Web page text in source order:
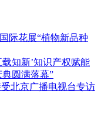
际花展“植物新品种
载知新’知识产权赋能
圆满落幕”
北京广播电视台专访